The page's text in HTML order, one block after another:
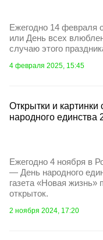
Ежегодно 14 февраля
или День всех
случаю этого
4 февраля 2025, 15:45
Открытки и картинки
народного единства
Ежегодно 4 ноября в
— День народного
газета «Новая жизнь»
открыток.
2 ноября 2024, 17:20